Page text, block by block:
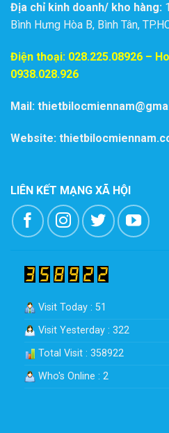
Địa chỉ kinh doanh/ kho hàng:
Bình Hưng Hòa B, Bình Tân,
Điện thoại: 028.225.08926 –
0938.028.926
Mail:
Website:
LIÊN KẾT MẠNG XÃ HỘI
Visit Today : 51
Visit Yesterday : 322
Total Visit : 358922
Who's Online : 2